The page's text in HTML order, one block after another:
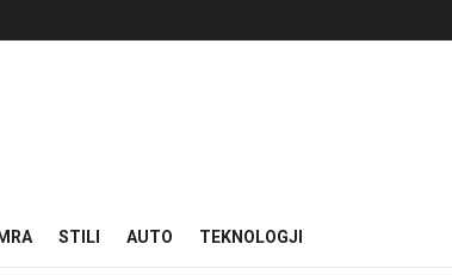
STILI AUTO TEKNOLOGJI